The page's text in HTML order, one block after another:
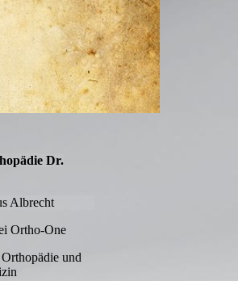
Dr.
Albrecht
Ortho-One
und